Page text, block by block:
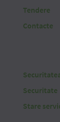
Tendere
Contacte
Securitate
Stare